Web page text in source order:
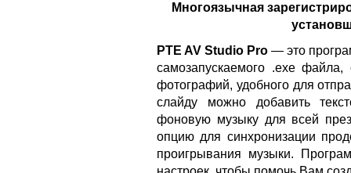
Многоязычная
PTE AV Studio Pro — это
самозапускаемого .exe
фотографий, удобного для
слайду можно добавить
фоновую музыку для всей
опцию для синхронизации
проигрывания музыки.